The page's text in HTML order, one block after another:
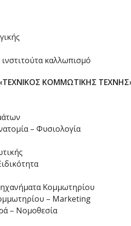
καλλωπισμό
ΚΟΜΜΩΤΙΚΗΣ
– Φυσιολογία
Κομμωτηρίου
– Marketing
– Νομοθεσία